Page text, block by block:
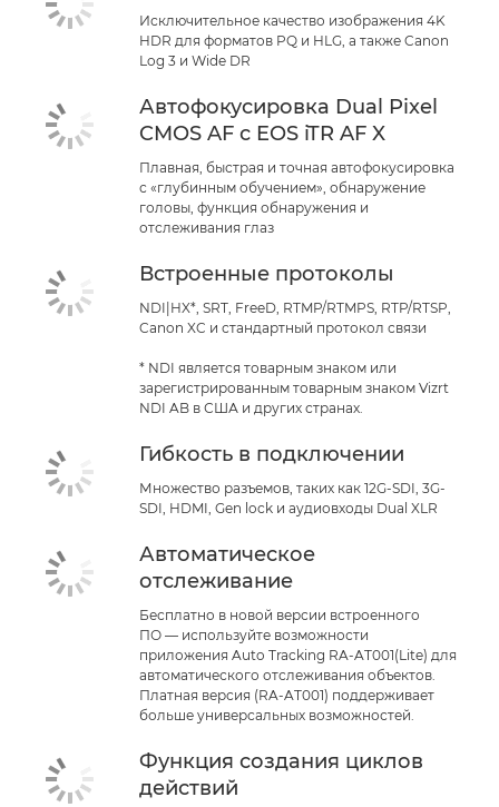
Исключительное качество изображения 4K
HDR для форматов PQ и HLG, а также Canon
Log 3 и Wide DR
Автофокусировка Dual Pixel
CMOS AF с EOS iTR AF X
Плавная, быстрая и точная автофокусировка
с «глубинным обучением», обнаружение
головы, функция обнаружения и
отслеживания глаз
Встроенные протоколы
NDI|HX*, SRT, FreeD, RTMP/RTMPS, RTP/RTSP,
Canon XC и стандартный протокол связи
* NDI является товарным знаком или
зарегистрированным товарным знаком Vizrt
NDI AB в США и других странах.
Гибкость в подключении
Множество разъемов, таких как 12G-SDI, 3G-
SDI, HDMI, Gen lock и аудиовходы Dual XLR
Автоматическое
отслеживание
Бесплатно в новой версии встроенного
ПО — используйте возможности
приложения Auto Tracking RA-AT001(Lite) для
автоматического отслеживания объектов.
Платная версия (RA-AT001) поддерживает
больше универсальных возможностей.
Функция создания циклов
действий